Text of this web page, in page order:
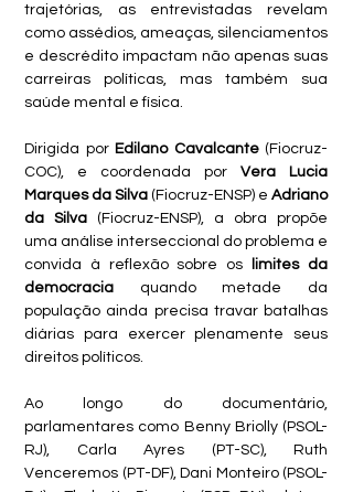
trajetórias, as entrevistadas revelam
como assédios, ameaças, silenciamentos
e descrédito impactam não apenas suas
carreiras políticas, mas também sua
saúde mental e física.
Dirigida por Edilano Cavalcante (Fiocruz-
COC), e coordenada por Vera Lucia
Marques da Silva (Fiocruz-ENSP) e Adriano
da Silva (Fiocruz-ENSP), a obra propõe
uma análise interseccional do problema e
convida à reflexão sobre os
limites da
democracia quando metade da
população ainda precisa travar batalhas
diárias para exercer plenamente seus
direitos políticos.
Ao longo do documentário,
parlamentares como Benny Briolly (PSOL-
RJ), Carla Ayres (PT-SC), Ruth
Venceremos (PT-DF), Dani Monteiro (PSOL-